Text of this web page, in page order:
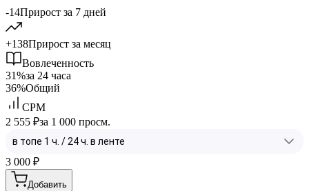
-14Прирост за 7 дней
+138Прирост за месяц
Вовлеченность
31%за 24 часа
36%Общий
CPM
2 555 ₽за 1 000 просм.
3 000 ₽
Добавить